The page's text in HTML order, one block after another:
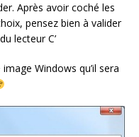
Après avoir coché les
pensez bien à valider
lecteur C’
Windows qu’il sera